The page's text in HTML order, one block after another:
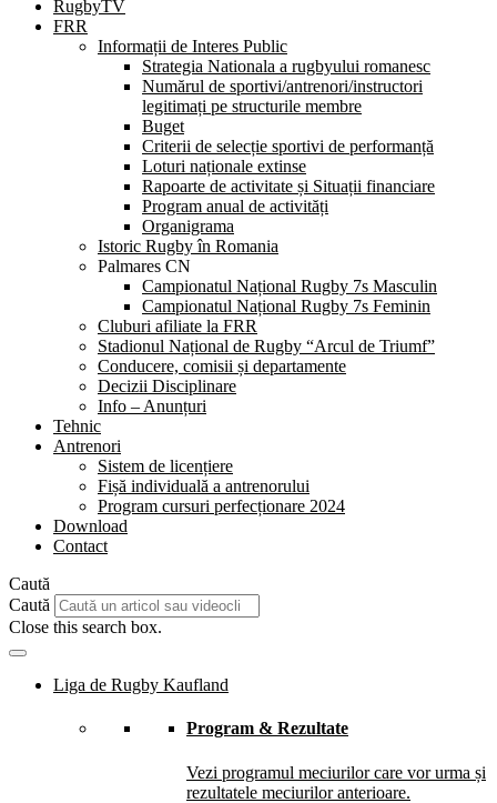
RugbyTV
FRR
Informații de Interes Public
Strategia Nationala a rugbyului romanesc
Numărul de sportivi/antrenori/instructori
legitimați pe structurile membre
Buget
Criterii de selecție sportivi de performanță
Loturi naționale extinse
Rapoarte de activitate și Situații financiare
Program anual de activități
Organigrama
Istoric Rugby în Romania
Palmares CN
Campionatul Național Rugby 7s Masculin
Campionatul Național Rugby 7s Feminin
Cluburi afiliate la FRR
Stadionul Național de Rugby “Arcul de Triumf”
Conducere, comisii și departamente
Decizii Disciplinare
Info – Anunțuri
Tehnic
Antrenori
Sistem de licențiere
Fișă individuală a antrenorului
Program cursuri perfecționare 2024
Download
Contact
Caută
Caută
Close this search box.
Liga de Rugby Kaufland
Program & Rezultate
Vezi programul meciurilor care vor urma și
rezultatele meciurilor anterioare.